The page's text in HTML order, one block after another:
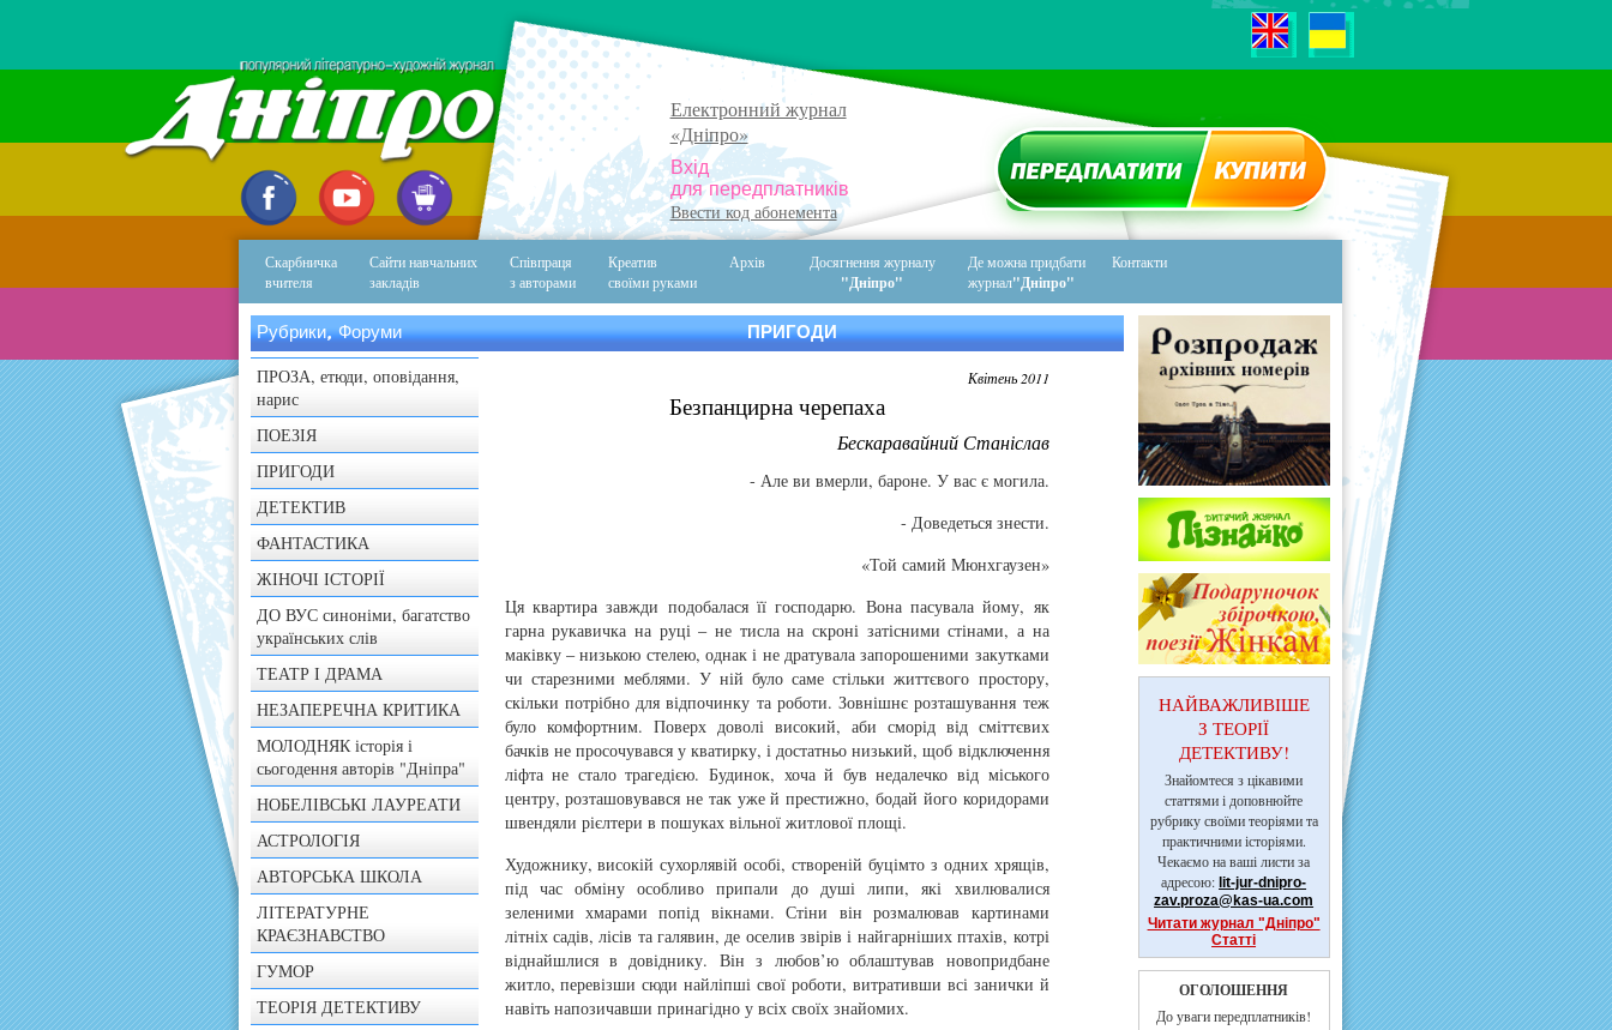
ПЕРЕДПЛАТИТИ
ЖУРНАЛ
Електронний журнал
«Дніпро»
Вхід
для передплатників
Ввести код абонемента
Скарбничка
вчителя
Сайти навчальних
закладів
Співпраця
з авторами
Креатив
своїми руками
Архів Досягнення журналу
"Дніпро"
Де можна придбати
журнал"Дніпро"
Контакти
Рубрики, Форуми
ПРОЗА, етюди, оповідання,
нарис
ПОЕЗІЯ
ПРИГОДИ
ДЕТЕКТИВ
ФАНТАСТИКА
ЖІНОЧІ ІСТОРІЇ
ДО ВУС синоніми, багатство
українських слів
ТЕАТР І ДРАМА
НЕЗАПЕРЕЧНА КРИТИКА
МОЛОДНЯК історія і
сьогодення авторів "Дніпра"
НОБЕЛІВСЬКІ ЛАУРЕАТИ
АСТРОЛОГІЯ
АВТОРСЬКА ШКОЛА
ЛІТЕРАТУРНЕ
КРАЄЗНАВСТВО
ГУМОР
ТЕОРІЯ ДЕТЕКТИВУ
ПРИГОДИ
Квітень 2011
Безпанцирна черепаха
Бескаравайний Станіслав
- Але ви вмерли, бароне. У вас є могила.
- Доведеться знести.
«Той самий Мюнхгаузен»
Ця квартира завжди подобалася її господарю. Вона пасувала йому, як
гарна рукавичка на руці – не тисла на скроні затісними стінами, а на
маківку – низькою стелею, однак і не дратувала запорошеними закутками
чи старезними меблями. У ній було саме стільки життєвого простору,
скільки потрібно для відпочинку та роботи. Зовнішнє розташування теж
було комфортним. Поверх доволі високий, аби сморід від сміттєвих
бачків не просочувався у кватирку, і достатньо низький, щоб відключення
ліфта не стало трагедією. Будинок, хоча й був недалечко від міського
центру, розташовувався не так уже й престижно, бодай його коридорами
швендяли рієлтери в пошуках вільної житлової площі.
Художнику, високій сухорлявій особі, створеній буцімто з одних хрящів,
під час обміну особливо припали до душі липи, які хвилювалися
зеленими хмарами попід вікнами. Стіни він розмалював картинами
літніх садів, лісів та галявин, де оселив звірів і найгарніших птахів, котрі
віднайшлися в довіднику. Він з любов’ю облаштував новопридбане
житло, перевізши сюди найліпші свої роботи, витративши всі занички й
навіть напозичавши принагідно у всіх своїх знайомих.
НАЙВАЖЛИВІШЕ
З ТЕОРІЇ
ДЕТЕКТИВУ!
Знайомтеся з цікавими
статтями і доповнюйте
рубрику своїми теоріями та
практичними історіями.
Чекаємо на ваші листи за
адресою: lit-jur-dnipro-
zav.proza@kas-ua.com
Читати журнал "Дніпро"
Статті
ОГОЛОШЕННЯ
До уваги передплатників!